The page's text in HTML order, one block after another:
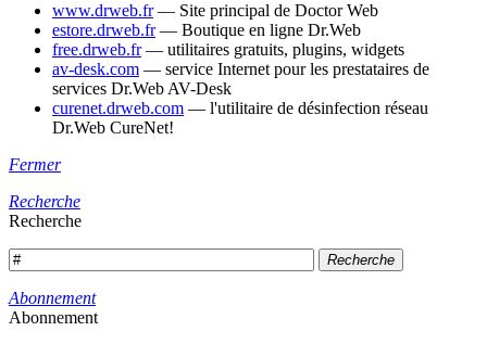
www.drweb.fr— Site principal de Doctor Web
estore.drweb.fr— Boutique en ligne Dr.Web
free.drweb.fr— utilitaires gratuits, plugins, widgets
av-desk.com — service Internet pour les prestataires de
services Dr.Web AV-Desk
curenet.drweb.com — l'utilitaire de désinfection réseau
Dr.Web CureNet!
Fermer
Recherche
Recherche
Recherche
Abonnement
Abonnement